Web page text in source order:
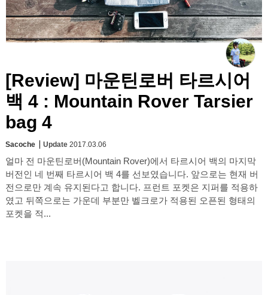
[Review] 마운틴로버 타르시어
백 4 : Mountain Rover Tarsier
bag 4
Sacoche Update 2017.03.06
얼마 전 마운틴로버(Mountain Rover)에서 타르시어 백의 마지막
버전인 네 번째 타르시어 백 4를 선보였습니다. 앞으로는 현재 버
전으로만 계속 유지된다고 합니다. 프런트 포켓은 지퍼를 적용하
였고 뒤쪽으로는 가운데 부분만 벨크로가 적용된 오픈된 형태의
포켓을 적...